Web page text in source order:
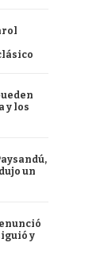
y los
un
y